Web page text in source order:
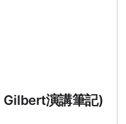
Gilbert演講筆記)